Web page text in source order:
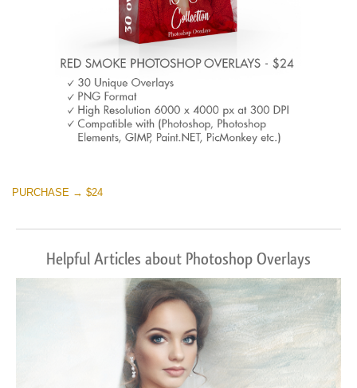
PURCHASE → $24
Helpful Articles about Photoshop Overlays